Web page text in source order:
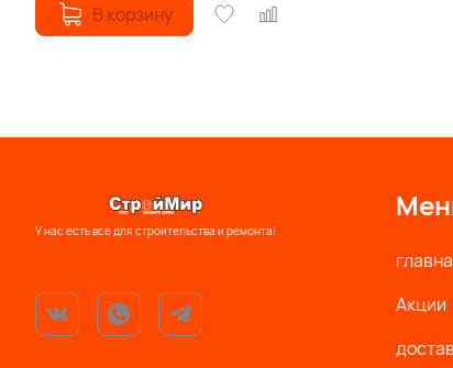
В корзину
У нас есть все для строительства и ремонта!
Акции